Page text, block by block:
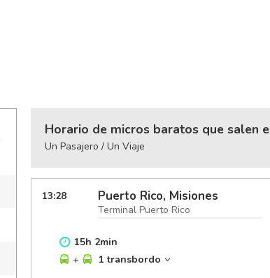
Horario de micros baratos que salen
Un Pasajero / Un Viaje
13:28 Puerto Rico, Misiones
Terminal Puerto Rico
15h 2min
+
1 transbordo